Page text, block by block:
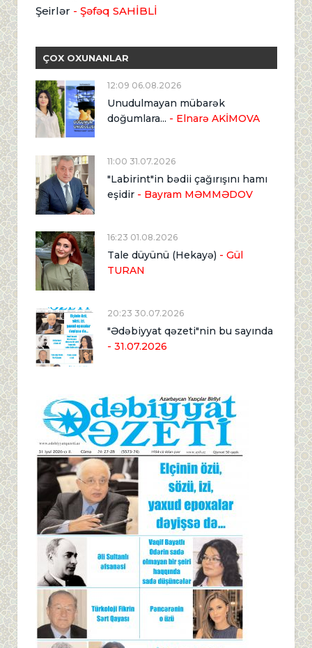
Şeirlər - Şəfəq SAHİBLİ
ÇOX OXUNANLAR
12:09 06.08.2026
Unudulmayan mübarək
doğumlara... - Elnarə AKİMOVA
11:00 31.07.2026
"Labirint"in bədii çağırışını hamı
eşidir - Bayram MƏMMƏDOV
16:23 01.08.2026
Tale düyünü (Hekayə) - Gül
TURAN
20:23 30.07.2026
"Ədəbiyyat qəzeti"nin bu sayında
- 31.07.2026